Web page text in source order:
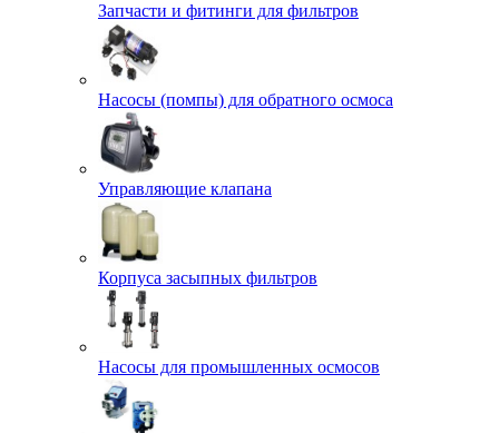
Запчасти и фитинги для фильтров
Насосы (помпы) для обратного осмоса
Управляющие клапана
Корпуса засыпных фильтров
Насосы для промышленных осмосов